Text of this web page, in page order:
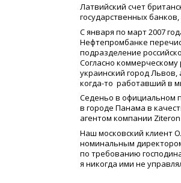
Латвийский счет
государственных
С января по март 2007
Нефтепромбанке
подразделение
Согласно
украинский город
когда-то работавший в
Седеньо в официальном
в городе Панама в
агентом компании Ziteron
Наш московский клиент
номинальным
по требованию
я никогда ими не